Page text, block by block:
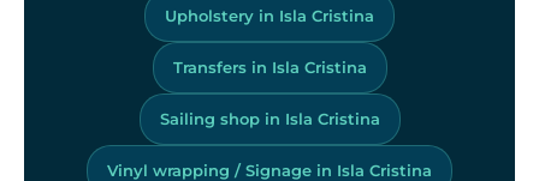
Upholstery in Isla Cristina
Transfers in Isla Cristina
Sailing shop in Isla Cristina
Vinyl wrapping / Signage in Isla Cristina